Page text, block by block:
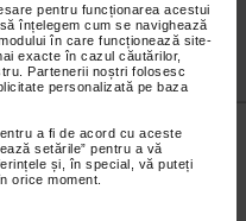
pentru funcționarea acestui
înțelegem cum se navighează
în care funcționează site-
exacte în cazul căutărilor,
Partenerii noștri folosesc
personalizată pe baza
a fi de acord cu aceste
setările” pentru a vă
și, în special, vă puteți
orice moment.
neobservat.
ul nostru!